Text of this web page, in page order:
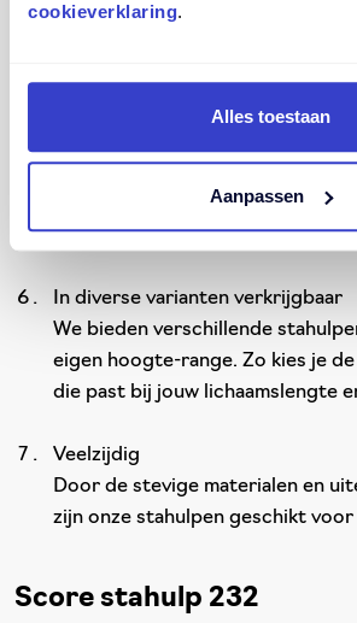
cookieverklaring.
Alles toestaan
Aanpassen
Stevig
solide. Je kunt er zowel op zitten
De zitting van polyurethaan (PU)
eenvoudig te reinigen.
In diverse varianten verkrijgbaar
We bieden verschillende
eigen hoogte-range. Zo kies je
die past bij jouw lichaamslengte
Veelzijdig
Door de stevige materialen en
zijn onze stahulpen geschikt
Score stahulp 232